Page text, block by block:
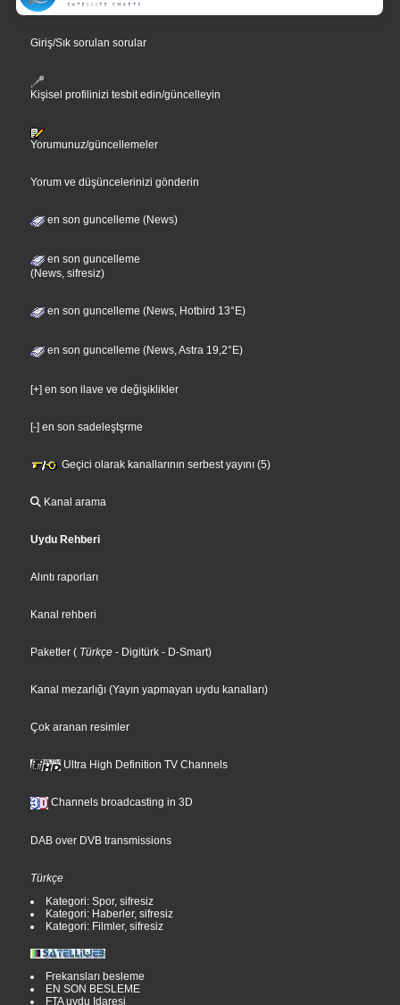
Giriş/Sık sorulan sorular
Kişisel profilinizi tesbit edin/güncelleyin
Yorumunuz/güncellemeler
Yorum ve düşüncelerinizi gönderin
en son guncelleme (News)
en son guncelleme
(News, sifresiz)
en son guncelleme (News, Hotbird 13°E)
en son guncelleme (News, Astra 19,2°E)
[+] en son ilave ve değişiklikler
[-] en son sadeleştşrme
Geçici olarak kanallarının serbest yayını (5)
Kanal arama
Uydu Rehberi
Alıntı raporları
Kanal rehberi
Paketler ( Türkçe - Digitürk - D-Smart)
Kanal mezarlığı (Yayın yapmayan uydu kanalları)
Çok aranan resimler
Ultra High Definition TV Channels
Channels broadcasting in 3D
DAB over DVB transmissions
Türkçe
Kategori: Spor, sifresiz
Kategori: Haberler, sifresiz
Kategori: Filmler, sifresiz
Frekansları besleme
EN SON BESLEME
FTA uydu Idaresi